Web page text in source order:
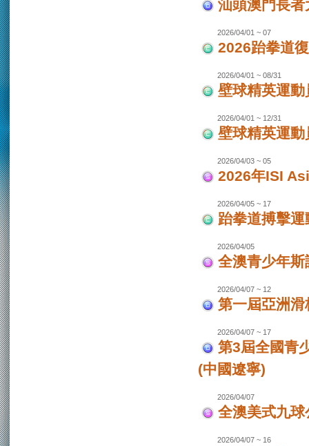
汕頭澳門長
2026/04/01 ~ 07
2026跆拳道
2026/04/01 ~ 08/31
壁球精英運
2026/04/01 ~ 12/31
壁球精英運
2026/04/03 ~ 05
2026年ISI
2026/04/05 ~ 17
跆拳道搏擊
2026/04/05
全澳青少年
2026/04/07 ~ 12
第一屆亞洲
2026/04/07 ~ 17
第3屆全國青
(中國遼寧)
2026/04/07
全澳美式九球
2026/04/07 ~ 16